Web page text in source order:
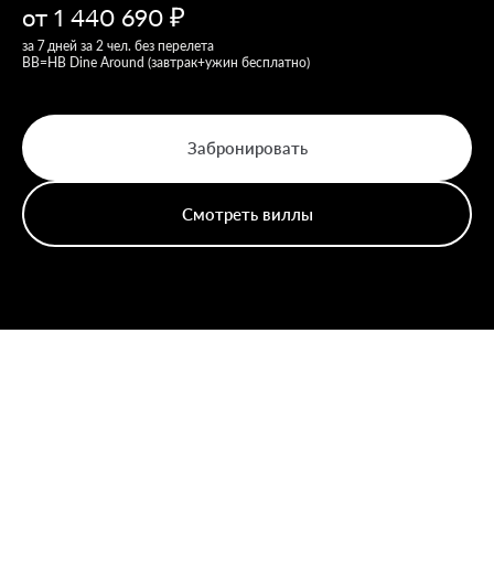
от 1 440 690
за 7 дней за 2 чел. без перелета
ВВ=HB Dine Around (завтрак+ужин бесплатно)
Смотреть виллы
Забронировать